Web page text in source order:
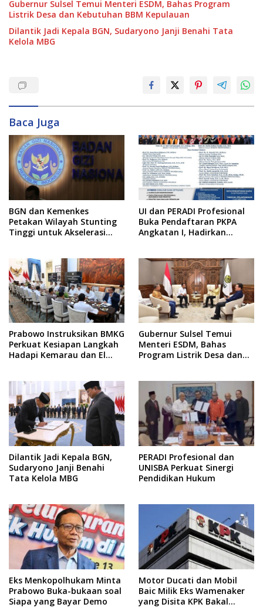
Gubernur Sulsel Temui Menteri ESDM, Bahas Program
Listrik Desa dan Kebutuhan BBM Kepulauan
Dilantik Jadi Kepala BGN, Sudaryono Janji Benahi Tata
Kelola MBG
Baca Juga
BGN dan Kemenkes
Petakan Wilayah Stunting
Tinggi untuk Akselerasi
UI dan PERADI Profesional
Buka Pendaftaran PKPA
Angkatan I, Hadirkan
Prabowo Instruksikan BMKG
Perkuat Kesiapan Langkah
Hadapi Kemarau dan El
Gubernur Sulsel Temui
Menteri ESDM, Bahas
Program Listrik Desa dan
Dilantik Jadi Kepala BGN,
Sudaryono Janji Benahi
Tata Kelola MBG
PERADI Profesional dan
UNISBA Perkuat Sinergi
Pendidikan Hukum
Eks Menkopolhukam Minta
Prabowo Buka-bukaan soal
Siapa yang Bayar Demo
Motor Ducati dan Mobil
Baic Milik Eks Wamenaker
yang Disita KPK Bakal